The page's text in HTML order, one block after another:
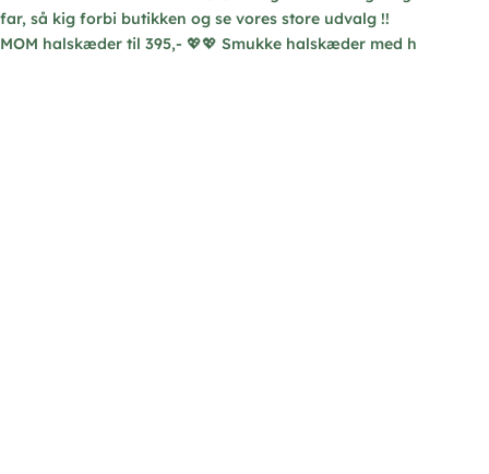
MOM halskæder til 395,- 💖💖 Smukke halskæder med h